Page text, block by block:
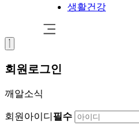
생활건강
회원 로그인
깨알소식
회원아이디 필수